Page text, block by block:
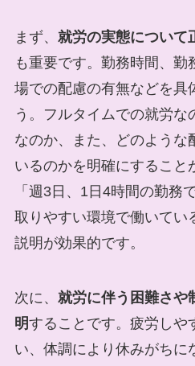
まず、 就労の実態について
も重要です。勤務時間、勤
場での配慮の有無などを具
う。フルタイムでの就労な
なのか、また、どのような
いるのかを明確にすること
「週3日、1日4時間の勤務
取りやすい環境で働いてい
説明が効果的です。
次に、 就労に伴う困難さや
明することです。疲労しや
い、体調により休みがちに